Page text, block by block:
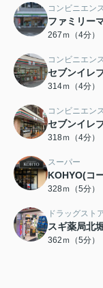
コンビニエン
ファミリー
267ｍ（4分）
コンビニエン
セブンイレ
314ｍ（4分）
コンビニエン
セブンイレ
318ｍ（4分）
スーパー
KOHYO(コ
328ｍ（5分）
ドラッグスト
スギ薬局北
362ｍ（5分）